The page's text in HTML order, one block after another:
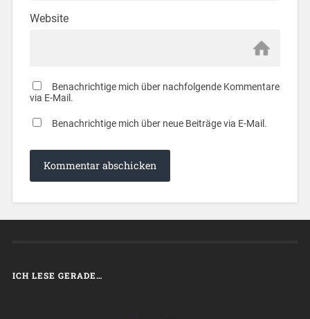
Website
Benachrichtige mich über nachfolgende Kommentare
via E-Mail.
Benachrichtige mich über neue Beiträge via E-Mail.
ICH LESE GERADE…